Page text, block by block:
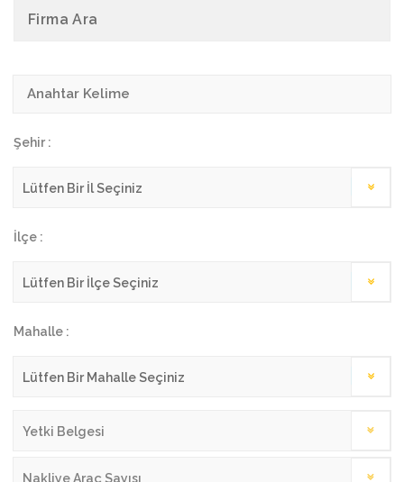
Firma Ara
Şehir :
İlçe :
Mahalle :
Yetki Belgesi
Nakliye Araç Sayısı